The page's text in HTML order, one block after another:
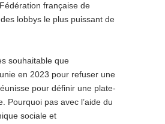
française de
lobbys le plus puissant de
souhaitable que
en 2023 pour refuser une
pour définir une plate-
Pourquoi pas avec l’aide du
sociale et